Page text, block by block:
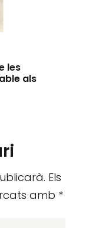
les
als
Els
amb *